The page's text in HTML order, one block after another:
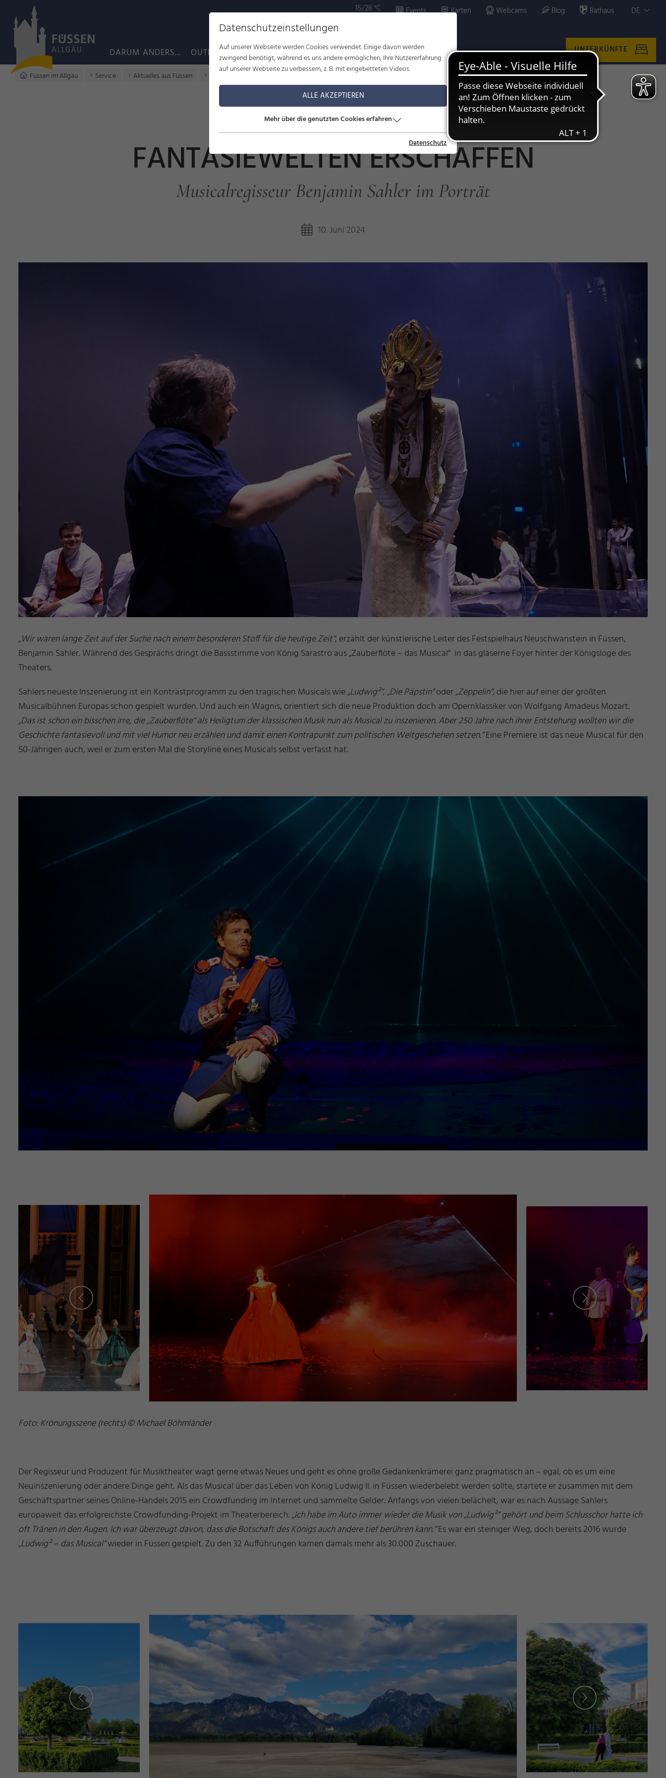
15/28 °C Events Karten Webcams Blog Rathaus DE
DARUM ANDERS... OUTDOOR KULTUR WOHLBEFINDEN FAMILIE SERVICE UNTERKÜNFTE
Füssen im Allgäu Service Aktuelles aus Füssen
FANTASIEWELTEN ERSCHAFFEN
Musicalregisseur Benjamin Sahler im Porträt
10. Juni 2024
„Wir waren lange Zeit auf der Suche nach einem besonderen Stoff für die heutige Zeit“, erzählt der künstlerische Leiter des Festspielhaus Neuschwanstein in Füssen,
Benjamin Sahler. Während des Gesprächs dringt die Bassstimme von König Sarastro aus „Zauberflöte – das Musical“ in das gläserne Foyer hinter der Königsloge des
Theaters.
Sahlers neueste Inszenierung ist ein Kontrastprogramm zu den tragischen Musicals wie„Ludwig²“,„Die Päpstin“oder„Zeppelin“, die hier auf einer der größten
Musicalbühnen Europas schon gespielt wurden. Und auch ein Wagnis, orientiert sich die neue Produktion doch am Opernklassiker von Wolfgang Amadeus Mozart.
„Das ist schon ein bisschen irre, die „Zauberflöte“ als Heiligtum der klassischen Musik nun als Musical zu inszenieren. Aber 250 Jahre nach ihrer Entstehung wollten wir die
Geschichte fantasievoll und mit viel Humor neu erzählen und damit einen Kontrapunkt zum politischen Weltgeschehen setzen.“Eine Premiere ist das neue Musical für den
50-Jährigen auch, weil er zum ersten Mal die Storyline eines Musicals selbst verfasst hat.
Foto: Krönungsszene (rechts) © Michael Böhmländer
Der Regisseur und Produzent für Musiktheater wagt gerne etwas Neues und geht es ohne große Gedankenkrämerei ganz pragmatisch an – egal, ob es um eine
Neuinszenierung oder andere Dinge geht. Als das Musical über das Leben von König Ludwig II. in Füssen wiederbelebt werden sollte, startete er zusammen mit dem
Geschäftspartner seines Online-Handels 2015 ein Crowdfunding im Internet und sammelte Gelder. Anfangs von vielen belächelt, war es nach Aussage Sahlers
europaweit das erfolgreichste Crowdfunding-Projekt im Theaterbereich.„Ich habe im Auto immer wieder die Musik von „Ludwig²“ gehört und beim Schlusschor hatte ich
oft Tränen in den Augen. Ich war überzeugt davon, dass die Botschaft des Königs auch andere tief berühren kann.“Es war ein steiniger Weg, doch bereits 2016 wurde
„Ludwig² – das Musical“wieder in Füssen gespielt. Zu den 32 Aufführungen kamen damals mehr als 30.000 Zuschauer.
Datenschutzeinstellungen
Auf unserer Webseite werden Cookies verwendet. Einige davon werden
zwingend benötigt, während es uns andere ermöglichen, Ihre Nutzererfahrung
auf unserer Webseite zu verbessern, z. B. mit eingebetteten Videos.
ALLE AKZEPTIEREN
Mehr über die genutzten Cookies erfahren
Datenschutz